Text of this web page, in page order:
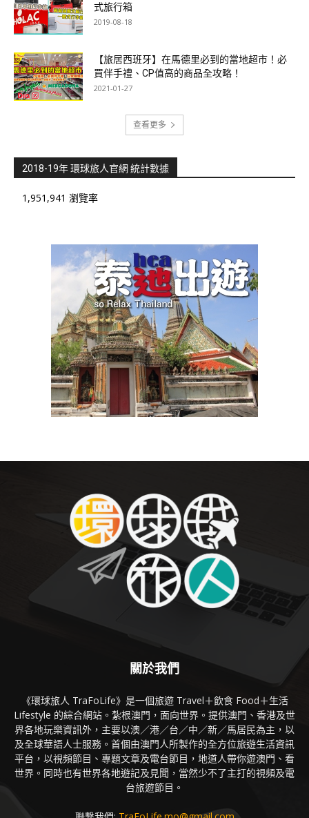
式旅行箱
2019-08-18
【旅居西班牙】在馬德里必到的當地超市！必
買伴手禮、CP值高的商品全攻略！
2021-01-27
查看更多
2018-19年 環球旅人官網 統計數據
1,951,941 瀏覽率
關於我們
《環球旅人 TraFoLife》是一個旅遊 Travel＋飲食 Food＋生活
Lifestyle 的綜合網站。紮根澳門，面向世界。提供澳門、香港及世
界各地玩樂資訊外，主要以澳／港／台／中／新／馬居民為主，以
及全球華語人士服務。首個由澳門人所製作的全方位旅遊生活資訊
平台，以視頻節目、專題文章及電台節目，地道人帶你遊澳門、看
世界。同時也有世界各地遊記及見聞，當然少不了主打的視頻及電
台旅遊節目。